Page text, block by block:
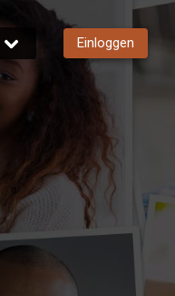
Einloggen